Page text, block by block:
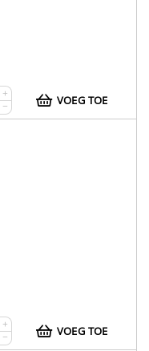
+
−
VOEG TOE
+
−
VOEG TOE